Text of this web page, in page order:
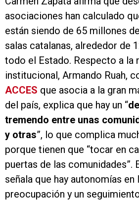
asociaciones han calculado
están siendo de 65 millones
salas catalanas, alrededor de
todo el Estado. Respecto a la
institucional, Armando Ruah,
ACCES que asocia a la gran
del país, explica que hay un “
tremendo entre unas
y otras”, lo que complica
porque tienen que “tocar en
puertas de las comunidades”.
señala que hay autonomías en
preocupación y un